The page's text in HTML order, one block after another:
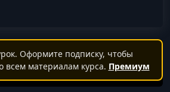
Оформите подписку, чтобы
всем материалам курса. Премиум